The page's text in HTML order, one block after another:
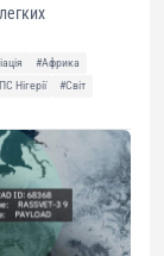
#Африка
Нігерії
#Світ